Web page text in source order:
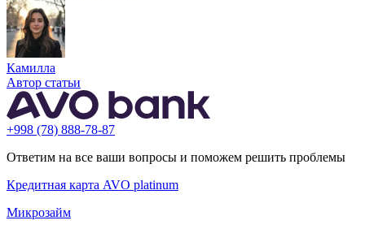
Камилла
Автор статьи
+998 (78) 888-78-87
Ответим на все ваши вопросы и поможем решить проблемы
Кредитная карта AVO platinum
Микрозайм